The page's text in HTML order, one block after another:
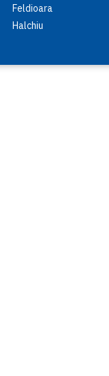
Feldioara
Halchiu